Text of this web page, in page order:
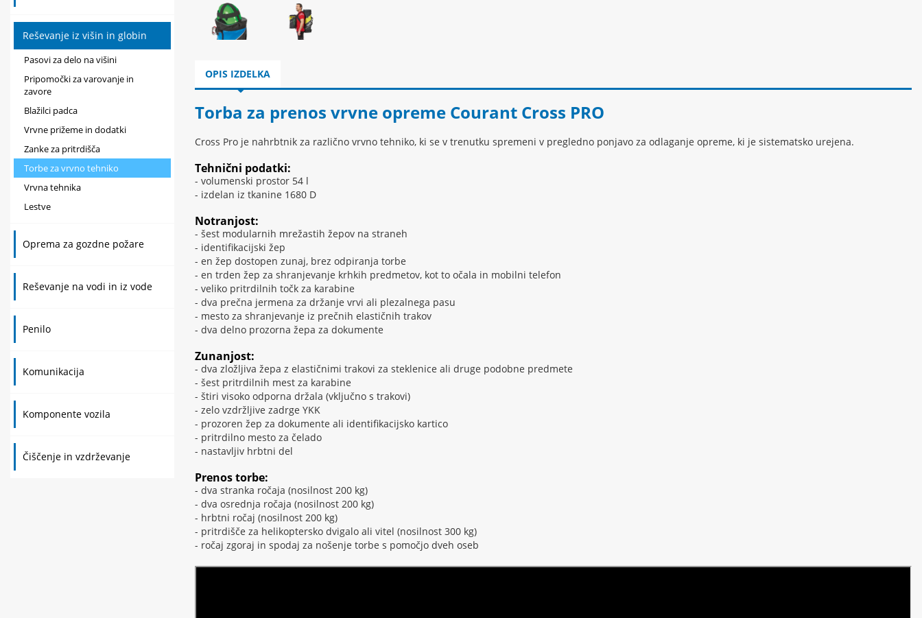
Reševanje iz višin in globin
Pasovi za delo na višini
Pripomočki za varovanje in
zavore
Blažilci padca
Vrvne prižeme in dodatki
Zanke za pritrdišča
Torbe za vrvno tehniko
Vrvna tehnika
Lestve
Oprema za gozdne požare
Reševanje na vodi in iz vode
Penilo
Komunikacija
Komponente vozila
Čiščenje in vzdrževanje
OPIS IZDELKA
Torba za prenos vrvne opremeCourant Cross PRO
Cross Pro je nahrbtnik za različno vrvno tehniko, ki se v trenutku spremeni v pregledno ponjavo za odlaganje opreme, ki je sistematsko urejena.
Tehnični podatki:
- volumenski prostor 54 l
- izdelan iz tkanine 1680 D
Notranjost:
- šest modularnih mrežastih žepov na straneh
- identifikacijski žep
- en žep dostopen zunaj, brez odpiranja torbe
- en trden žep za shranjevanje krhkih predmetov, kot to očala in mobilni telefon
- veliko pritrdilnih točk za karabine
- dva prečna jermena za držanje vrvi ali plezalnega pasu
- mesto za shranjevanje iz prečnih elastičnih trakov
- dva delno prozorna žepa za dokumente
Zunanjost:
- dva zložljiva žepa z elastičnimi trakovi za steklenice ali druge podobne predmete
- šest pritrdilnih mest za karabine
- štiri visoko odporna držala (vključno s trakovi)
- zelo vzdržljive zadrge YKK
- prozoren žep za dokumente ali identifikacijsko kartico
- pritrdilno mesto za čelado
- nastavljiv hrbtni del
Prenos torbe:
- dva stranka ročaja (nosilnost 200 kg)
- dva osrednja ročaja (nosilnost 200 kg)
- hrbtni ročaj (nosilnost 200 kg)
- pritrdišče za helikoptersko dvigalo ali vitel (nosilnost 300 kg)
- ročaj zgoraj in spodaj za nošenje torbe s pomočjo dveh oseb